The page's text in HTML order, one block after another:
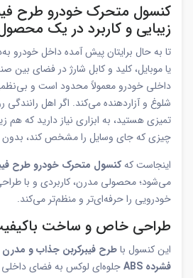
کنسول متحرک خودرو طرح
زیبایی و کاربرد در یک
تا به حال برایتان پیش آمده داخل خودرو
یا موبایل، کلید و کابل شارژ در فضای
داخلی خودرو معمولاً محدود است و
شلوغ و آزاردهنده می‌کند. اگر اهل رانندگی
تمیزی هستید، به ابزاری نیاز دارید که هم
چیزی که جای وسایل را مشخص کند، بدون
اینجاست کهکنسول متحرک خودرو طرح
می‌شود؛ محصولی مدرن، کاربردی و با
خودرویی را حرفه‌ای‌تر و منظم‌تر می‌کند.
طراحی خاص و ساخت
این کنسول باطرح فیبرکربن جذاب و
فشرده ABS
جلوه‌ای لوکس به فضای